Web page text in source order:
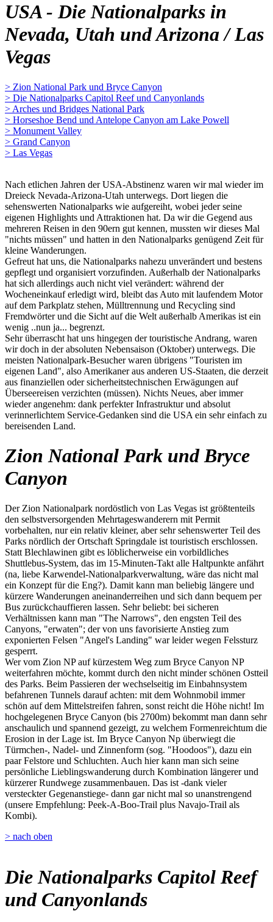
USA - Die Nationalparks in
Nevada, Utah und Arizona / Las
Vegas
> Zion National Park und Bryce Canyon
> Die Nationalparks Capitol Reef und Canyonlands
> Arches und Bridges National Park
> Horseshoe Bend und Antelope Canyon am Lake Powell
> Monument Valley
> Grand Canyon
> Las Vegas
Nach etlichen Jahren der USA-Abstinenz waren wir mal wieder im
Dreieck Nevada-Arizona-Utah unterwegs. Dort liegen die
sehenswerten Nationalparks wie aufgereiht, wobei jeder seine
eigenen Highlights und Attraktionen hat. Da wir die Gegend aus
mehreren Reisen in den 90ern gut kennen, mussten wir dieses Mal
"nichts müssen" und hatten in den Nationalparks genügend Zeit für
kleine Wanderungen.
Gefreut hat uns, die Nationalparks nahezu unverändert und bestens
gepflegt und organisiert vorzufinden. Außerhalb der Nationalparks
hat sich allerdings auch nicht viel verändert: während der
Wocheneinkauf erledigt wird, bleibt das Auto mit laufendem Motor
auf dem Parkplatz stehen, Mülltrennung und Recycling sind
Fremdwörter und die Sicht auf die Welt außerhalb Amerikas ist ein
wenig ..nun ja... begrenzt.
Sehr überrascht hat uns hingegen der touristische Andrang, waren
wir doch in der absoluten Nebensaison (Oktober) unterwegs. Die
meisten Nationalpark-Besucher waren übrigens "Touristen im
eigenen Land", also Amerikaner aus anderen US-Staaten, die derzeit
aus finanziellen oder sicherheitstechnischen Erwägungen auf
Überseereisen verzichten (müssen). Nichts Neues, aber immer
wieder angenehm: dank perfekter Infrastruktur und absolut
verinnerlichtem Service-Gedanken sind die USA ein sehr einfach zu
bereisenden Land.
Zion National Park und Bryce
Canyon
Der Zion Nationalpark nordöstlich von Las Vegas ist größtenteils
den selbstversorgenden Mehrtageswanderern mit Permit
vorbehalten, nur ein relativ kleiner, aber sehr sehenswerter Teil des
Parks nördlich der Ortschaft Springdale ist touristisch erschlossen.
Statt Blechlawinen gibt es löblicherweise ein vorbildliches
Shuttlebus-System, das im 15-Minuten-Takt alle Haltpunkte anfährt
(na, liebe Karwendel-Nationalparkverwaltung, wäre das nicht mal
ein Konzept für die Eng?). Damit kann man beliebig längere und
kürzere Wanderungen aneinanderreihen und sich dann bequem per
Bus zurückchauffieren lassen. Sehr beliebt: bei sicheren
Verhältnissen kann man "The Narrows", den engsten Teil des
Canyons, "erwaten"; der von uns favorisierte Anstieg zum
exponierten Felsen "Angel's Landing" war leider wegen Felssturz
gesperrt.
Wer vom Zion NP auf kürzestem Weg zum Bryce Canyon NP
weiterfahren möchte, kommt durch den nicht minder schönen Ostteil
des Parks. Beim Passieren der wechselseitig im Einbahnsystem
befahrenen Tunnels darauf achten: mit dem Wohnmobil immer
schön auf dem Mittelstreifen fahren, sonst reicht die Höhe nicht! Im
hochgelegenen Bryce Canyon (bis 2700m) bekommt man dann sehr
anschaulich und spannend gezeigt, zu welchem Formenreichtum die
Erosion in der Lage ist. Im Bryce Canyon Np überwiegt die
Türmchen-, Nadel- und Zinnenform (sog. "Hoodoos"), dazu ein
paar Felstore und Schluchten. Auch hier kann man sich seine
persönliche Lieblingswanderung durch Kombination längerer und
kürzerer Rundwege zusammenbauen. Das ist -dank vieler
versteckter Gegenanstiege- dann gar nicht mal so unanstrengend
(unsere Empfehlung: Peek-A-Boo-Trail plus Navajo-Trail als
Kombi).
> nach oben
Die Nationalparks Capitol Reef
und Canyonlands